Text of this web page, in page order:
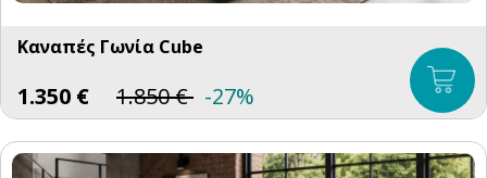
Καναπές Γωνία Cube
1.350 € 1.850€ -27%